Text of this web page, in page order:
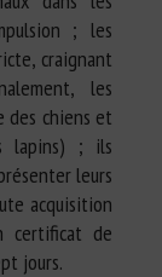
; les
craignant
les
des chiens et
lapins) ; ils
leurs
acquisition
certificat de
jours.